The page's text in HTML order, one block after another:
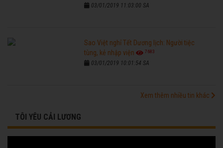
03/01/2019 11:03:00 SA
Sao Việt nghỉ Tết Dương lịch: Người tiệc
tùng, kẻ nhập viện
7683
03/01/2019 10:01:54 SA
Xem thêm nhiều tin khác
TÔI YÊU CẢI LƯƠNG